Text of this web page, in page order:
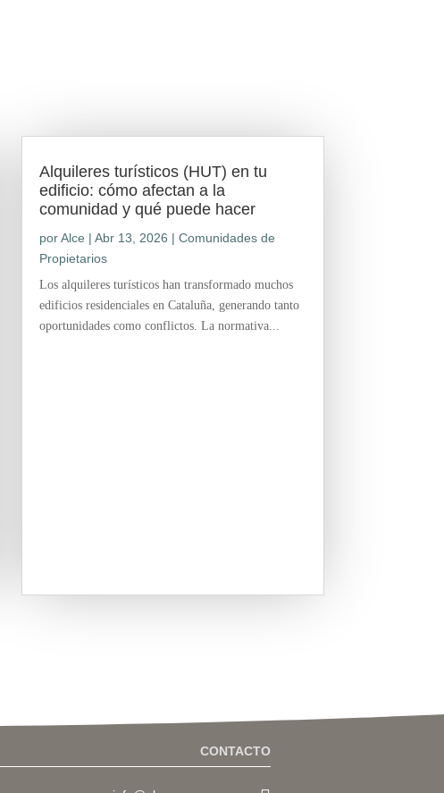
Alquileres turísticos (HUT) en tu
edificio: cómo afectan a la
comunidad y qué puede hacer
porAlce |Abr 13, 2026 |Comunidades de
Propietarios
Los alquileres turísticos han transformado muchos
edificios residenciales en Cataluña, generando tanto
oportunidades como conflictos. La normativa...
CONTACTO